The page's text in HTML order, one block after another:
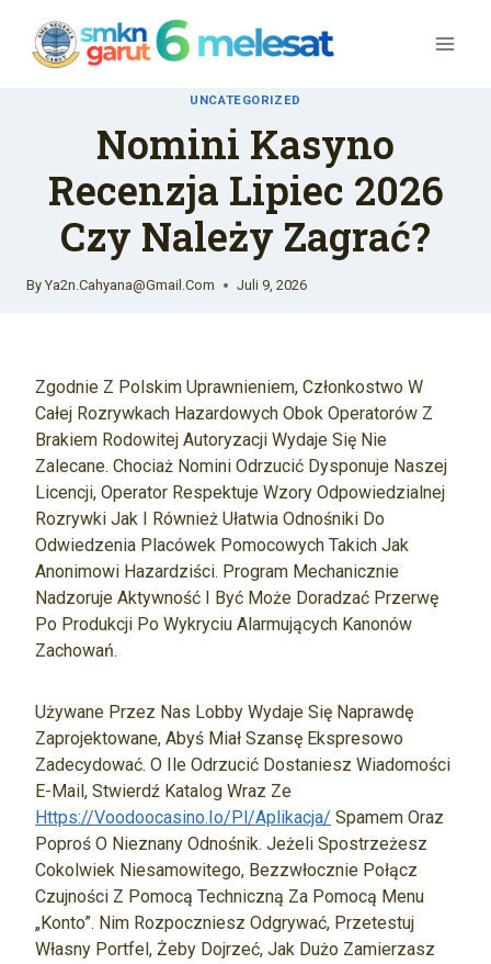
Content
UNCATEGORIZED
Nomini Kasyno
Recenzja Lipiec 2026
Czy Należy Zagrać?
By Ya2n.cahyana@gmail.com Juli 9, 2026
Zgodnie Z Polskim Uprawnieniem, Członkostwo W
Całej Rozrywkach Hazardowych Obok Operatorów Z
Brakiem Rodowitej Autoryzacji Wydaje Się Nie
Zalecane. Chociaż Nomini Odrzucić Dysponuje Naszej
Licencji, Operator Respektuje Wzory Odpowiedzialnej
Rozrywki Jak I Również Ułatwia Odnośniki Do
Odwiedzenia Placówek Pomocowych Takich Jak
Anonimowi Hazardziści. Program Mechanicznie
Nadzoruje Aktywność I Być Może Doradzać Przerwę
Po Produkcji Po Wykryciu Alarmujących Kanonów
Zachowań.
Używane Przez Nas Lobby Wydaje Się Naprawdę
Zaprojektowane, Abyś Miał Szansę Ekspresowo
Zadecydować. O Ile Odrzucić Dostaniesz Wiadomości
E-Mail, Stwierdź Katalog Wraz Ze
Https://voodoocasino.io/pl/aplikacja/ Spamem Oraz
Poproś O Nieznany Odnośnik. Jeżeli Spostrzeżesz
Cokolwiek Niesamowitego, Bezzwłocznie Połącz
Czujności Z Pomocą Techniczną Za Pomocą Menu
„Konto”. Nim Rozpoczniesz Odgrywać, Przetestuj
Własny Portfel, Żeby Dojrzeć, Jak Dużo Zamierzasz